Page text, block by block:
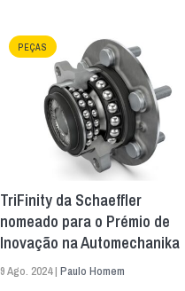
PEÇAS
TriFinity da Schaeffler
nomeado para o Prémio de
Inovação na Automechanika
9 Ago. 2024 | Paulo Homem